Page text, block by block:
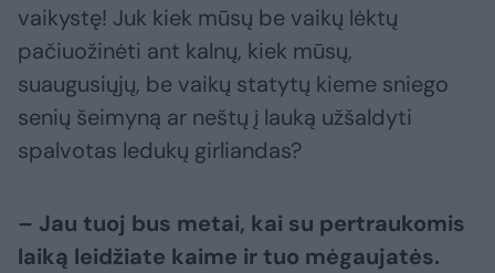
vaikystę! Juk kiek mūsų be vaikų lėktų
pačiuožinėti ant kalnų, kiek mūsų,
suaugusiųjų, be vaikų statytų kieme sniego
senių šeimyną ar neštų į lauką užšaldyti
spalvotas ledukų girliandas?
– Jau tuoj bus metai, kai su pertraukomis
laiką leidžiate kaime ir tuo mėgaujatės.